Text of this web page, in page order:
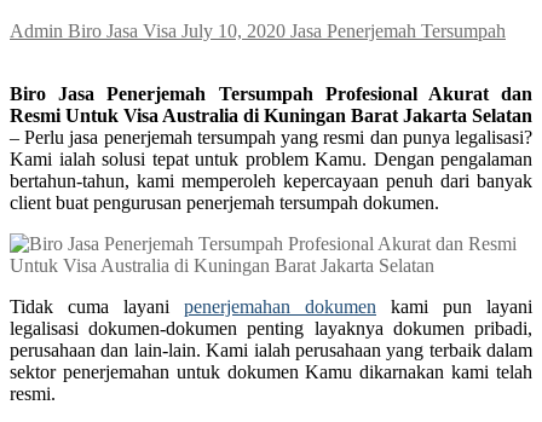
Admin Biro Jasa Visa July 10, 2020 Jasa Penerjemah Tersumpah
Biro Jasa Penerjemah Tersumpah Profesional Akurat dan
Resmi Untuk Visa Australia di Kuningan Barat Jakarta Selatan
– Perlu jasa penerjemah tersumpah yang resmi dan punya legalisasi?
Kami ialah solusi tepat untuk problem Kamu. Dengan pengalaman
bertahun-tahun, kami memperoleh kepercayaan penuh dari banyak
client buat pengurusan penerjemah tersumpah dokumen.
Tidak cuma layani penerjemahan dokumen kami pun layani
legalisasi dokumen-dokumen penting layaknya dokumen pribadi,
perusahaan dan lain-lain. Kami ialah perusahaan yang terbaik dalam
sektor penerjemahan untuk dokumen Kamu dikarnakan kami telah
resmi.